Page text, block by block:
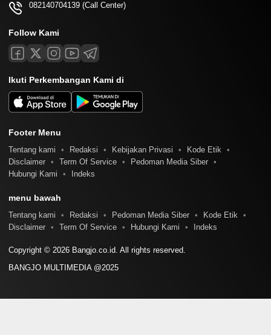
082140704139 (Call Center)
Follow Kami
Ikuti Perkembangan Kami di
Footer Menu
Tentang kami Redaksi Kebijakan Privasi
Kode Etik
Disclaimer
Term Of Service
Pedoman Media Siber
Hubungi Kami
Indeks
menu bawah
Tentang kami Redaksi Pedoman Media Siber
Kode Etik
Disclaimer
Term Of Service Hubungi Kami Indeks
Copyright © 2026 Bangjo.co.id. All rights reserved.
BANGJO MULTIMEDIA @2025